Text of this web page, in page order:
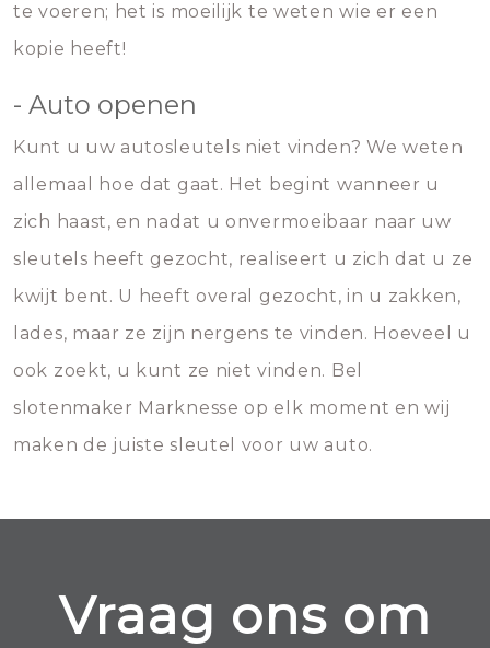
te voeren; het is moeilijk te weten wie er een
kopie heeft!
- Auto openen
Kunt u uw autosleutels niet vinden? We weten
allemaal hoe dat gaat. Het begint wanneer u
zich haast, en nadat u onvermoeibaar naar uw
sleutels heeft gezocht, realiseert u zich dat u ze
kwijt bent. U heeft overal gezocht, in u zakken,
lades, maar ze zijn nergens te vinden. Hoeveel u
ook zoekt, u kunt ze niet vinden. Bel
slotenmaker Marknesse op elk moment en wij
maken de juiste sleutel voor uw auto.
Vraag ons om